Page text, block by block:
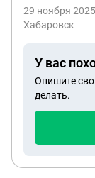
о причинах
спора не
товара»**
для
ЗоЗПП), но
денег за
239
29 ноября
Хабаровск
У вас
Опишите
делать.